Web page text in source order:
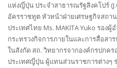
แห่งญี่ปุ่น ประจำสาธารณรัฐสิงคโปร์
อัครราชทูต หัวหน้าฝ่ายเศรษฐกิจสถา
ประเทศไทย Ms. MAKITA Yuko รอง
กระทรวงกิจการภายในและการสื่อสา
ในสังกัด สถ. วิทยากรจากองค์กรปกค
ประเทศญี่ปุ่น ผู้แทนส่วนราชการต่างๆ